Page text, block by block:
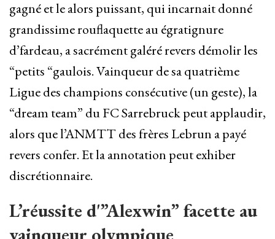
gagné et le alors puissant, qui incarnait donné
grandissime rouflaquette au égratignure
d’fardeau, a sacrément galéré revers démolir les
“petits “gaulois. Vainqueur de sa quatrième
Ligue des champions consécutive (un geste), la
“dream team” du FC Sarrebruck peut applaudir,
alors que l’ANMTT des frères Lebrun a payé
revers confer. Et la annotation peut exhiber
discrétionnaire.
L’réussite d'”Alexwin” facette au